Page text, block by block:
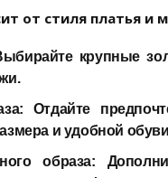
от стиля платья и
крупные
Отдайте
и удобной
образа: